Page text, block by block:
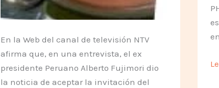
En la Web del canal de televisión NTV
afirma que, en una entrevista, el ex
presidente Peruano Alberto Fujimori dio
la noticia de aceptar la invitación del